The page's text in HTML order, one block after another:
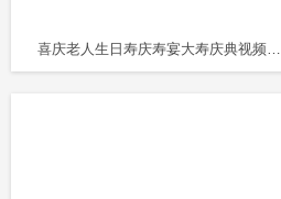
喜庆老人生日寿庆寿宴大寿庆典视频喜庆PPT模板